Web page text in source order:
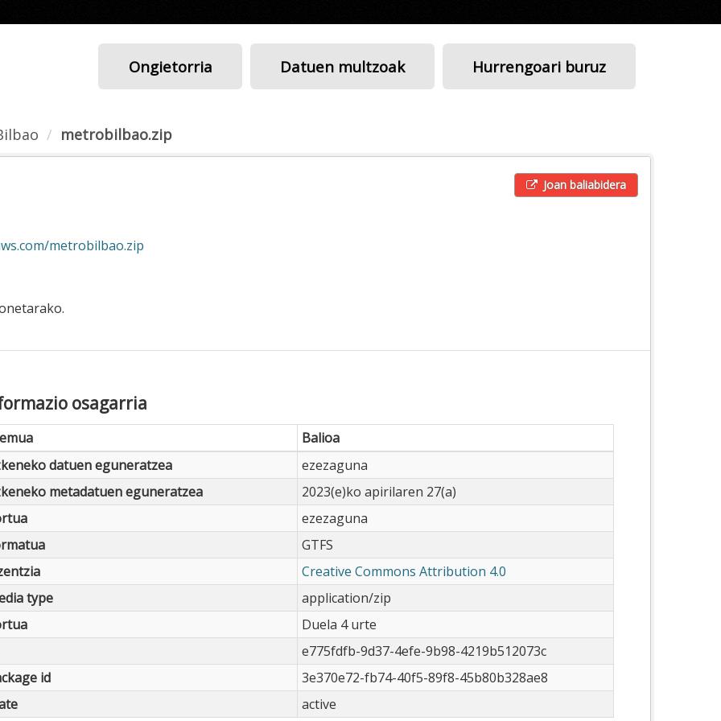
Ongietorria Datuen multzoak Hurrengoari buruz
metrobilbao.zip
Joan baliabidera
metrobilbao.zip
osagarria
Balioa
datuen eguneratzea
ezezaguna
metadatuen eguneratzea
2023(e)ko apirilaren 27(a)
ezezaguna
GTFS
Creative Commons Attribution 4.0
type
application/zip
Duela 4 urte
e775fdfb-9d37-4efe-9b98-4219b512073c
id
3e370e72-fb74-40f5-89f8-45b80b328ae8
active